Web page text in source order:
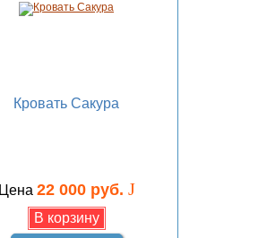
Кровать Сакура
Цена 22 000 руб. J